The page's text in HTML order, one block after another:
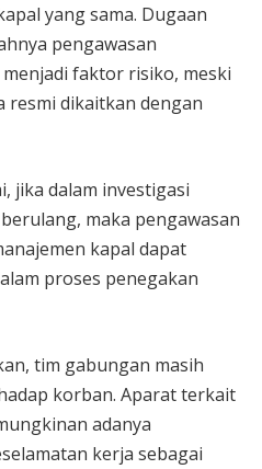
yang sama. Dugaan
pengawasan
faktor risiko, meski
resmi dikaitkan dengan
jika dalam investigasi
maka pengawasan
kapal dapat
proses penegakan
tim gabungan masih
korban. Aparat terkait
adanya
kerja sebagai